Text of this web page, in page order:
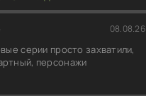
08.08.26
серии просто захватили,
персонажи